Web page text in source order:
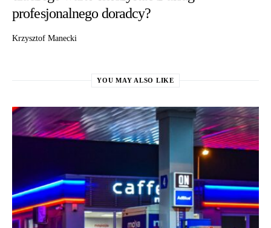
profesjonalnego doradcy?
Krzysztof Manecki
YOU MAY ALSO LIKE